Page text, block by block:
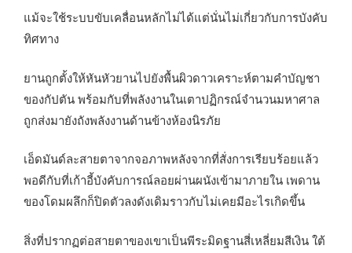
แม้จะใช้ระบบขับเคลื่อนหลักไม่ได้แต่นั่นไม่เกี่ยวกับการบังคับ
ทิศทาง
ยานถูกตั้งให้หันหัวยานไปยังพื้นผิวดาวเคราะห์ตามคำบัญชา
ของกัปตัน พร้อมกับที่พลังงานในเตาปฏิกรณ์จำนวนมหาศาล
ถูกส่งมายังถังพลังงานด้านข้างห้องนิรภัย
เอ็ดมันด์ละสายตาจากจอภาพหลังจากที่สั่งการเรียบร้อยแล้ว
พอดีกับที่เก้าอี้บังคับการณ์ลอยผ่านผนังเข้ามาภายใน เพดาน
ของโดมผลึกก็ปิดตัวลงดังเดิมราวกับไม่เคยมีอะไรเกิดขึ้น
สิ่งที่ปรากฏต่อสายตาของเขาเป็นพีระมิดฐานสี่เหลี่ยมสีเงิน ใต้